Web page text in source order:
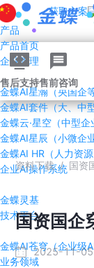
获取方案
产品
产品首页
企业管理AI
金蝶AI星瀚（央国企
金蝶AI套件（大、中
金蝶云·星空（中型企
金蝶AI星辰（小微企业
金蝶AI HR（人力资源
企业AI操作系统
金蝶灵基
技术平台
金蝶AI苍穹（企业级AI
业务领域
售后支持售前咨询
资料下载 / 国资
国资国企
2025-11-05